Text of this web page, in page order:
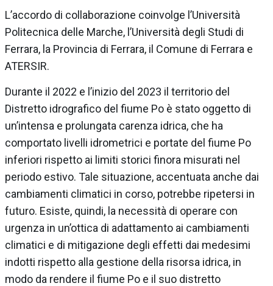
L’accordo di collaborazione coinvolge l’Università
Politecnica delle Marche, l’Università degli Studi di
Ferrara, la Provincia di Ferrara, il Comune di Ferrara e
ATERSIR.
Durante il 2022 e l’inizio del 2023 il territorio del
Distretto idrografico del fiume Po è stato oggetto di
un’intensa e prolungata carenza idrica, che ha
comportato livelli idrometrici e portate del fiume Po
inferiori rispetto ai limiti storici finora misurati nel
periodo estivo. Tale situazione, accentuata anche dai
cambiamenti climatici in corso, potrebbe ripetersi in
futuro. Esiste, quindi, la necessità di operare con
urgenza in un’ottica di adattamento ai cambiamenti
climatici e di mitigazione degli effetti dai medesimi
indotti rispetto alla gestione della risorsa idrica, in
modo da rendere il fiume Po e il suo distretto